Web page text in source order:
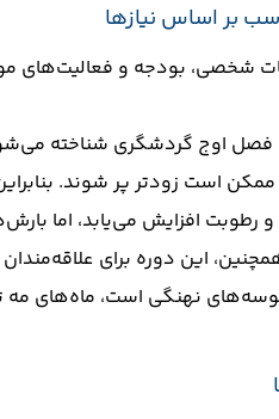
بر اساس نیازها
شخصی، بودجه و فعالیت‌های
فصل اوج گردشگری شناخته
ممکن است زودتر پر شوند.
و رطوبت افزایش می‌یابد، اما
این دوره برای
نهنگی است، ماه‌های مه تا